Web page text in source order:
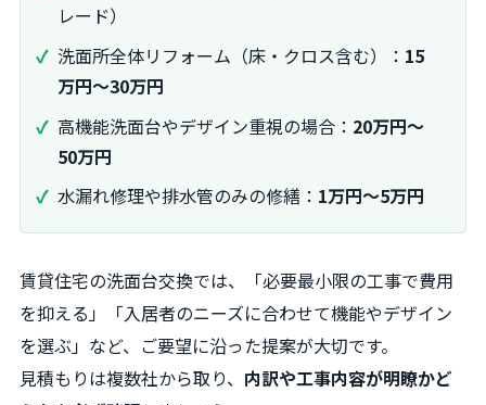
レード）
洗面所全体リフォーム（床・クロス含む）： 15
万円〜30万円
高機能洗面台やデザイン重視の場合： 20万円〜
50万円
水漏れ修理や排水管のみの修繕： 1万円〜5万円
賃貸住宅の洗面台交換では、「必要最小限の工事で費用
を抑える」「入居者のニーズに合わせて機能やデザイン
を選ぶ」など、ご要望に沿った提案が大切です。
見積もりは複数社から取り、 内訳や工事内容が明瞭かど